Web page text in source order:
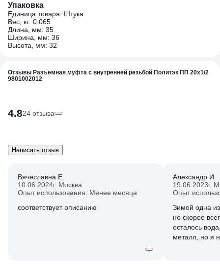
Упаковка
Единица товара: Штука
Вес, кг: 0.065
Длина, мм: 35
Ширина, мм: 36
Высота, мм: 32
Отзывы Разъемная муфта с внутренней резьбой Политэк ПП 20х1/2
9801002012
4.824 отзыва
Написать отзыв
Вячеславна Е.
10.06.2024г. Москва
Опыт использования: Менее месяца
соответствует описанию
Александр И.
19.06.2023г.
Опыт
Зимой одна
но скорее
осталось
металл, но я